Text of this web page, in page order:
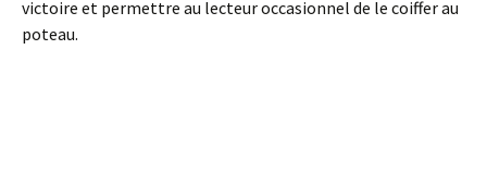
victoire et permettre au lecteur occasionnel de le coiffer au
poteau.